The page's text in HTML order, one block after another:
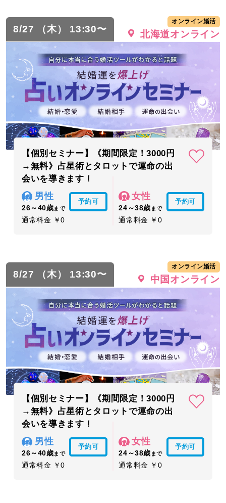
8/27 （木） 13:30〜
オンライン婚活
北海道オンライン
【個別セミナー】《期間限定！3000円
→無料》占星術とタロットで運命の出
会いを導きます！
男性
26～40歳まで
予約可
通常料金 ￥0
女性
24～38歳 まで
予約可
通常料金 ￥0
8/27 （木） 13:30〜
オンライン婚活
中国オンライン
【個別セミナー】《期間限定！3000円
→無料》占星術とタロットで運命の出
会いを導きます！
男性
26～40歳まで
予約可
通常料金 ￥0
女性
24～38歳 まで
予約可
通常料金 ￥0